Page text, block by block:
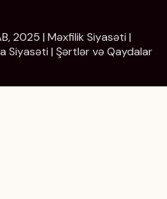
2025 | Məxfilik Siyasəti |
Siyasəti | Şərtlər və Qaydalar